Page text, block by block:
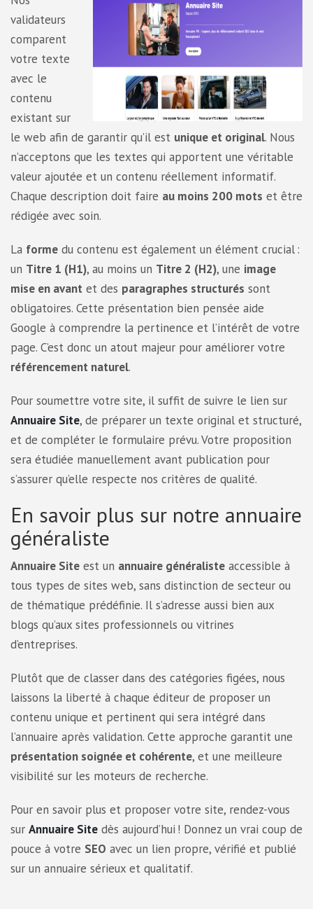
validateurs
comparent
votre texte
avec le
contenu
existant sur
le web afin de garantir qu’il est unique et original. Nous
n’acceptons que les textes qui apportent une véritable
valeur ajoutée et un contenu réellement informatif.
Chaque description doit faire au moins 200 mots et être
rédigée avec soin.
La forme du contenu est également un élément crucial :
un Titre 1 (H1), au moins un Titre 2 (H2), une image
mise en avant et des paragraphes structurés sont
obligatoires. Cette présentation bien pensée aide
Google à comprendre la pertinence et l’intérêt de votre
page. C’est donc un atout majeur pour améliorer votre
référencement naturel.
Pour soumettre votre site, il suffit de suivre le lien sur
Annuaire Site, de préparer un texte original et structuré,
et de compléter le formulaire prévu. Votre proposition
sera étudiée manuellement avant publication pour
s’assurer qu’elle respecte nos critères de qualité.
En savoir plus sur notre annuaire
généraliste
Annuaire Site est un annuaire généraliste accessible à
tous types de sites web, sans distinction de secteur ou
de thématique prédéfinie. Il s’adresse aussi bien aux
blogs qu’aux sites professionnels ou vitrines
d’entreprises.
Plutôt que de classer dans des catégories figées, nous
laissons la liberté à chaque éditeur de proposer un
contenu unique et pertinent qui sera intégré dans
l’annuaire après validation. Cette approche garantit une
présentation soignée et cohérente, et une meilleure
visibilité sur les moteurs de recherche.
Pour en savoir plus et proposer votre site, rendez-vous
sur Annuaire Site dès aujourd’hui ! Donnez un vrai coup de
pouce à votre SEO avec un lien propre, vérifié et publié
sur un annuaire sérieux et qualitatif.